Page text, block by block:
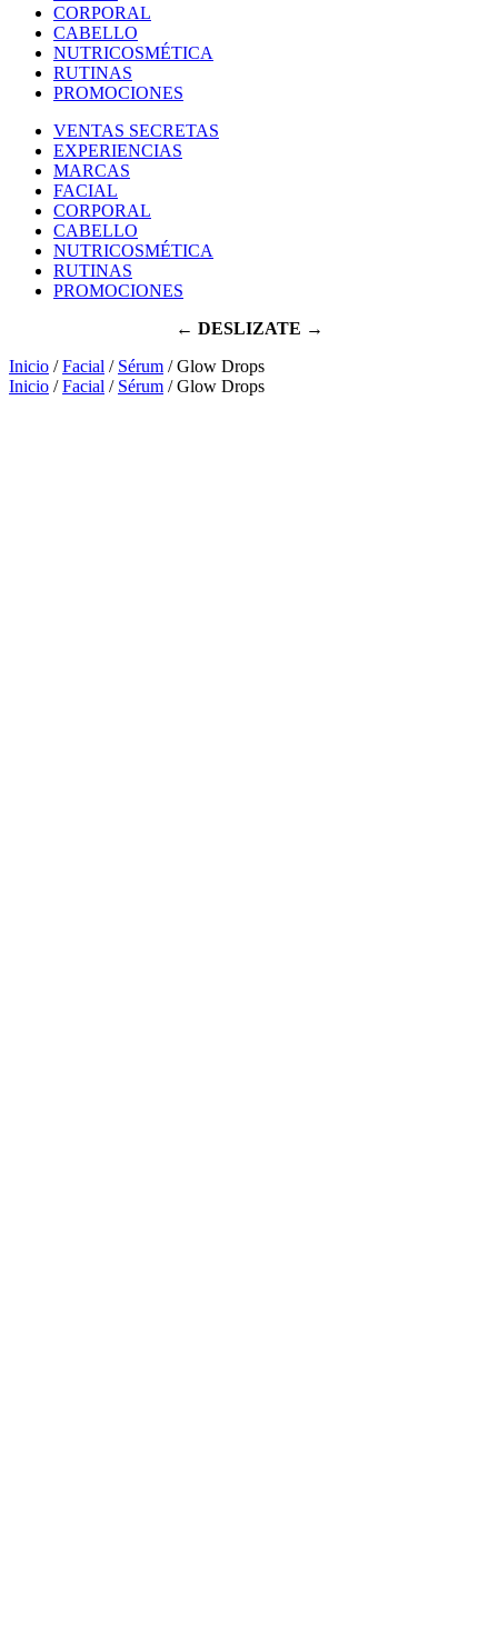
CORPORAL
CABELLO
NUTRICOSMÉTICA
RUTINAS
PROMOCIONES
VENTAS SECRETAS
EXPERIENCIAS
MARCAS
FACIAL
CORPORAL
CABELLO
NUTRICOSMÉTICA
RUTINAS
PROMOCIONES
← DESLIZATE →
Inicio /Facial / Sérum / Glow Drops
Inicio /Facial / Sérum / Glow Drops